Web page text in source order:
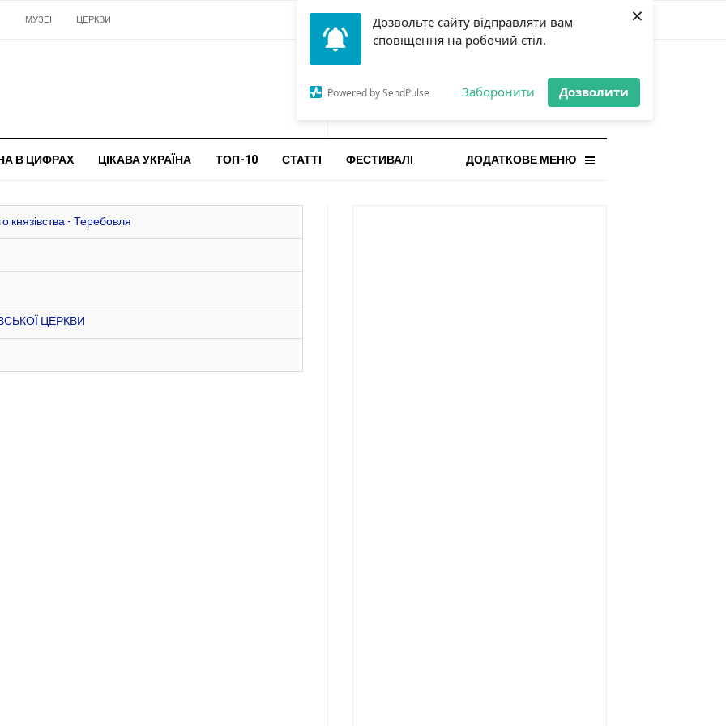
Дозвольте сайту відправляти вам
сповіщення на робочий стіл.
Powered by SendPulse Заборонити Дозволити
×
МУЗЕЇ ЦЕРКВИ
ОСТАННЯ НОВИНА
Gorilla і відповідальна гра:
чому ліміти важливі поруч із
В ЦИФРАХ ЦІКАВА УКРАЇНА ТОП-10 СТАТТІ ДОДАТКОВЕ МЕНЮ
ФЕСТИВАЛІ
князівства - Теребовля
ЦЕРКВИ